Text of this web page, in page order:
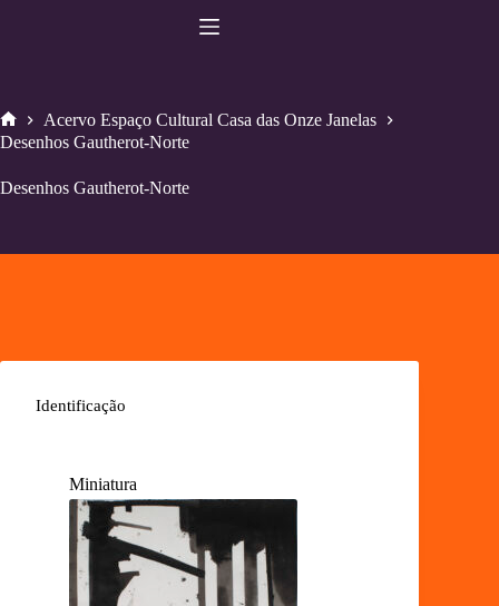
Home
Acervo Espaço Cultural Casa das Onze Janelas
Desenhos Gautherot-Norte
Desenhos Gautherot-Norte
Identificação
Miniatura